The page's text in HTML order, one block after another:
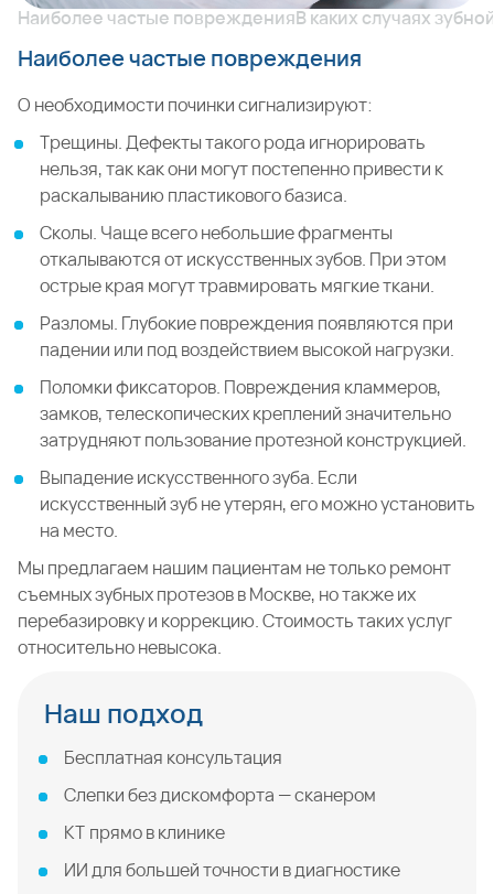
Наиболее частые поврежденияВ каких случаях
Наиболее частые повреждения
О необходимости починки сигнализируют:
Трещины. Дефекты такого рода игнорировать
нельзя, так как они могут постепенно привести к
раскалыванию пластикового базиса.
Сколы. Чаще всего небольшие фрагменты
откалываются от искусственных зубов. При этом
острые края могут травмировать мягкие ткани.
Разломы. Глубокие повреждения появляются при
падении или под воздействием высокой нагрузки.
Поломки фиксаторов. Повреждения кламмеров,
замков, телескопических креплений значительно
затрудняют пользование протезной конструкцией.
Выпадение искусственного зуба. Если
искусственный зуб не утерян, его можно установить
на место.
Мы предлагаем нашим пациентам не только ремонт
съемных зубных протезов в Москве, но также их
перебазировку и коррекцию. Стоимость таких услуг
относительно невысока.
Наш подход
Бесплатная консультация
Слепки без дискомфорта — сканером
КТ прямо в клинике
ИИ для большей точности в диагностике